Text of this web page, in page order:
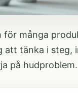
många
tänka i steg,
på hudproblem.